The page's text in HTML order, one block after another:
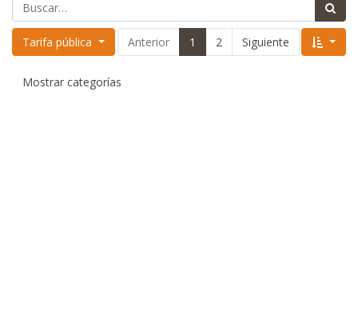
Tarifa pública Anterior 1 2 Siguiente
Mostrar categorías